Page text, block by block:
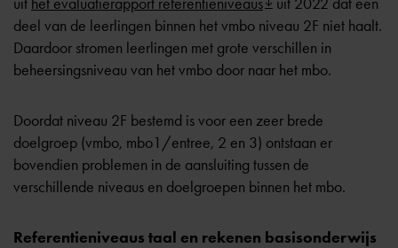
deel van de leerlingen binnen het vmbo niveau 2F niet haalt.
Daardoor stromen leerlingen met grote verschillen in
beheersingsniveau van het vmbo door naar het mbo.
Doordat niveau 2F bestemd is voor een zeer brede
doelgroep (vmbo, mbo1/entree, 2 en 3) ontstaan er
bovendien problemen in de aansluiting tussen de
verschillende niveaus en doelgroepen binnen het mbo.
Referentieniveaus taal en rekenen basisonderwijs